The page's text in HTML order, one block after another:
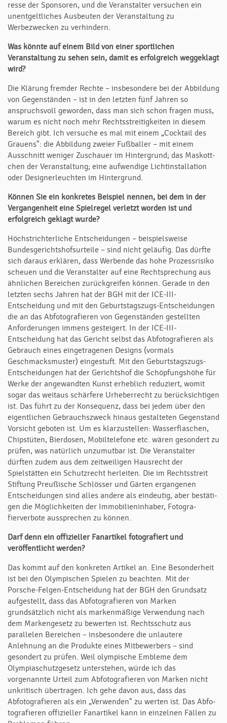
resse der Sponsoren, und die Veranstalter versuchen ein
unentgeltliches Aus­beu­ten der Veranstaltung zu
Werbezwecken zu verhindern.
Was könnte auf einem Bild von einer sportlichen
Veranstaltung zu sehen sein, damit es erfolgreich weggeklagt
wird?
Die Klärung fremder Rechte – insbesondere bei der Abbildung
von Gegenständen – ist in den letzten fünf Jahren so
anspruchsvoll geworden, dass man sich schon fragen muss,
warum es nicht noch mehr Rechtsstreitigkeiten in diesem
Bereich gibt. Ich versuche es mal mit einem „Cocktail des
Grauens": die Abbildung zweier Fußballer – mit einem
Ausschnitt weniger Zuschauer im Hintergrund; das Mas­kott­
chen der Veranstaltung; eine aufwendige Lichtinstallation
oder De­signer­leuchten im Hintergrund.
Können Sie ein konkretes Beispiel nennen, bei dem in der
Vergangenheit eine Spielregel verletzt worden ist und
erfolgreich geklagt wurde?
Höchstrichterliche Entscheidungen – beispielsweise
Bundesgerichtshofsurteile – sind nicht geläufig. Das dürfte
sich daraus erklären, dass Werbende das hohe Pro­zessrisiko
scheuen und die Veranstalter auf eine Rechtsprechung aus
ähnlichen Bereichen zurückgreifen können. Gerade in den
letzten sechs Jahren hat der BGH mit der ICE-III-
Entscheidung und mit den Geburtstagszugs-Entscheidungen
die an das Abfotografieren von Gegenständen gestellten
Anforderungen immens gestei­gert. In der ICE-III-
Entscheidung hat das Gericht selbst das Abfotografieren als
Gebrauch eines eingetragenen Designs (vormals
Geschmacksmuster) eingestuft. Mit den Geburts­tags­zugs-
Entscheidungen hat der Gerichtshof die Schöpfungshöhe für
Werke der an­gewandten Kunst erheblich reduziert, womit
sogar das weitaus schärfere Urheberrecht zu berücksichtigen
ist. Das führt zu der Konsequenz, dass bei jedem über den
eigentlichen Gebrauchszweck hinaus gestalteten Gegenstand
Vorsicht geboten ist. Um es klarzustellen: Wasser­fla­schen,
Chipstüten, Bierdosen, Mobiltelefone etc. wären gesondert zu
prüfen, was natürlich unzumutbar ist. Die Veranstalter
dürften zudem aus dem zeit­wei­ligen Hausrecht der
Spielstätten ein Schutzrecht herleiten. Die im Rechts­streit
Stiftung Preußische Schlösser und Gär­ten ergan­ge­nen
Entscheidungen sind alles andere als eindeutig, aber bestä­ti­
gen die Möglich­keiten der Im­mobi­lien­in­haber, Foto­gra­
fierverbote aus­spre­chen zu kön­nen.
Darf denn ein offizieller Fanartikel fotografiert und
veröffentlicht werden?
Das kommt auf den konkreten Artikel an. Eine Besonderheit
ist bei den Olympi­schen Spielen zu beachten. Mit der
Porsche-Felgen-Entscheidung hat der BGH den Grundsatz
aufgestellt, dass das Abfotografieren von Marken
grundsätzlich nicht als markenmäßige Verwendung nach
dem Markengesetz zu bewerten ist. Rechts­schutz aus
parallelen Bereichen – insbesondere die unlautere
Anlehnung an die Pro­dukte eines Mitbewerbers – sind
gesondert zu prüfen. Weil olympische Em­bleme dem
Olympiaschutzgesetz unterstehen, würde ich das
vorgenannte Urteil zum Abfotografieren von Marken nicht
unkritisch übertragen. Ich gehe davon aus, dass das
Abfotografieren als ein „Verwenden" zu werten ist. Das Ab­fo­
tografieren offi­ziel­ler Fanartikel kann in einzelnen Fällen zu